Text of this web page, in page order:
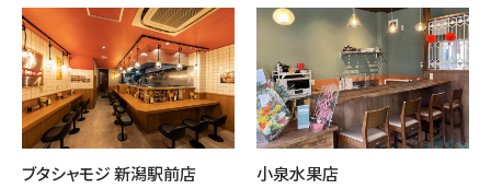
ブタシャモジ 新潟駅前店 小泉水果店